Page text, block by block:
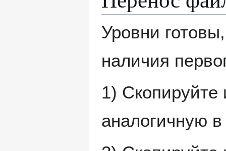
Уровни
наличия
1) Скопируйте
аналогичную